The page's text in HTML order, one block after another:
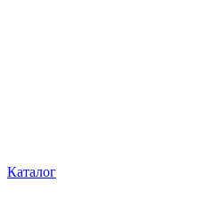
Каталог